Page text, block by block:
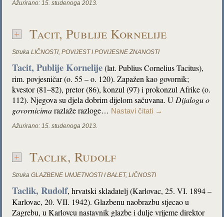
Ažurirano: 15. studenoga 2013.
Tacit, Publije Kornelije
Struka LIČNOSTI,POVIJEST I POVIJESNE ZNANOSTI
Tacit, Publije Kornelije(lat. Publius Cornelius Tacitus),
rim. povjesničar (o. 55 – o. 120). Zapažen kao govornik;
kvestor (81–82), pretor (86), konzul (97) i prokonzul Afrike (o.
112). Njegova su djela dobrim dijelom sačuvana. U Dijalogu o
govornicimarazlaže razloge… Nastavi čitati →
Ažurirano: 15. studenoga 2013.
Taclik, Rudolf
Struka GLAZBENE UMJETNOSTI I BALET,LIČNOSTI
Taclik, Rudolf, hrvatski skladatelj (Karlovac, 25. VI. 1894 –
Karlovac, 20. VII. 1942). Glazbenu naobrazbu stjecao u
Zagrebu, u Karlovcu nastavnik glazbe i dulje vrijeme direktor